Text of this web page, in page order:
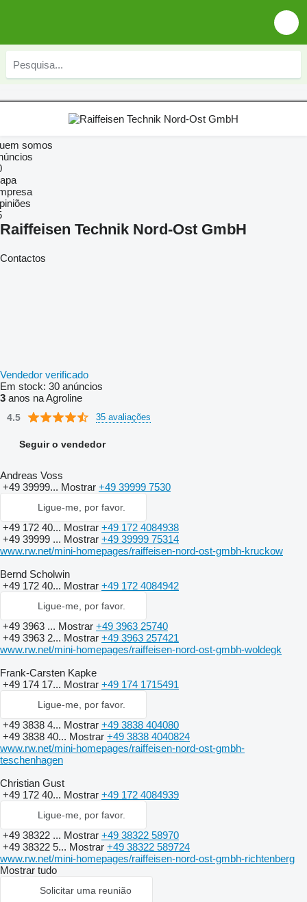
somos
Raiffeisen Technik Nord-Ost GmbH
Contactos
Vendedor verificado
Em stock: 30 anúncios
3 anos na Agroline
4.5 35 avaliações
Seguir o vendedor
Andreas Voss
+49 39999... Mostrar +49 39999 7530
Ligue-me, por favor.
+49 172 40... Mostrar +49 172 4084938
+49 39999 ... Mostrar +49 39999 75314
www.rw.net/mini-homepages/raiffeisen-nord-ost-gmbh-kruckow
Bernd Scholwin
+49 172 40... Mostrar +49 172 4084942
Ligue-me, por favor.
+49 3963 ... Mostrar +49 3963 25740
+49 3963 2... Mostrar +49 3963 257421
www.rw.net/mini-homepages/raiffeisen-nord-ost-gmbh-woldegk
Frank-Carsten Kapke
+49 174 17... Mostrar +49 174 1715491
Ligue-me, por favor.
+49 3838 4... Mostrar +49 3838 404080
+49 3838 40... Mostrar +49 3838 4040824
www.rw.net/mini-homepages/raiffeisen-nord-ost-gmbh-
teschenhagen
Christian Gust
+49 172 40... Mostrar +49 172 4084939
Ligue-me, por favor.
+49 38322 ... Mostrar +49 38322 58970
+49 38322 5... Mostrar +49 38322 589724
www.rw.net/mini-homepages/raiffeisen-nord-ost-gmbh-richtenberg
Mostrar tudo
Solicitar uma reunião